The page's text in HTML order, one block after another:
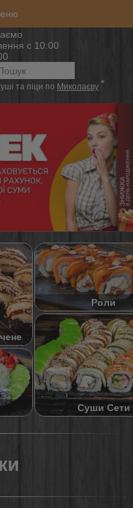
с 10:00
та піци по Миколаєву *
Роли
Суши Сети